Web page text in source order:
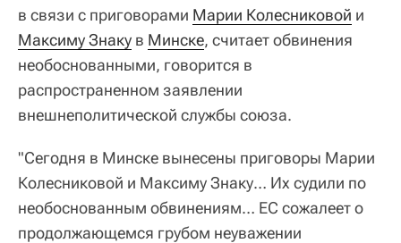
в связи с приговорами Марии Колесниковой и
Максиму Знаку в Минске, считает обвинения
необоснованными, говорится в
распространенном заявлении
внешнеполитической службы союза.
"Сегодня в Минске вынесены приговоры Марии
Колесниковой и Максиму Знаку… Их судили по
необоснованным обвинениям… ЕС сожалеет о
продолжающемся грубом неуважении